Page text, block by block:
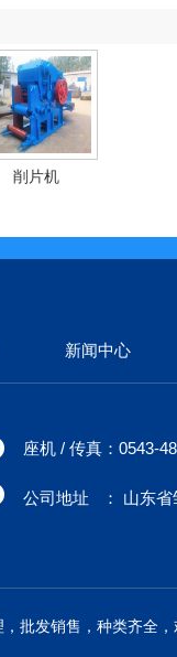
削片机
新闻中心
座机 / 传真：0543-
公司地址 ： 山东省
批发销售，种类齐全